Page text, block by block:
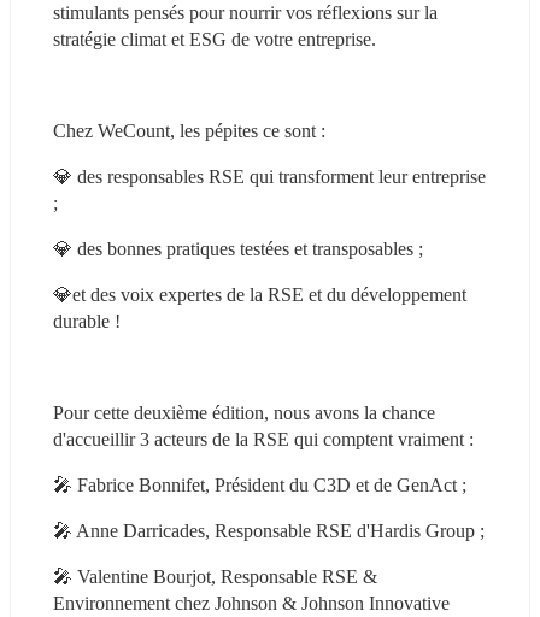
stimulants pensés pour nourrir vos réflexions sur la
stratégie climat et ESG de votre entreprise.
Chez WeCount, les pépites ce sont :
💎 des responsables RSE qui transforment leur entreprise
;
💎 des bonnes pratiques testées et transposables ;
💎et des voix expertes de la RSE et du développement
durable !
Pour cette deuxième édition, nous avons la chance
d'accueillir 3 acteurs de la RSE qui comptent vraiment :
🎤 Fabrice Bonnifet, Président du C3D et de GenAct ;
🎤 Anne Darricades, Responsable RSE d'Hardis Group ;
🎤 Valentine Bourjot, Responsable RSE &
Environnement chez Johnson & Johnson Innovative